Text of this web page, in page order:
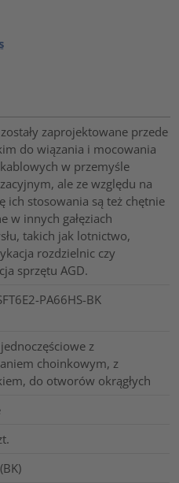
zaprojektowane przede
do wiązania i mocowania
w przemyśle
ale ze względu na
ich stosowania są też chętnie
w innych gałęziach
takich jak lotnictwo,
rozdzielnic czy
sprzętu AGD.
PA66HS-BK
z
choinkowym, z
do otworów okrągłych